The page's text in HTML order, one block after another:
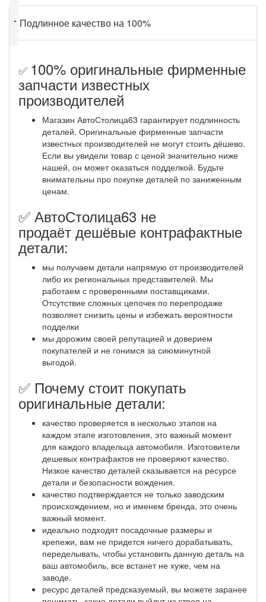
✔ Подлинное качество на 100%
✅ 100% оригинальные фирменные
запчасти известных
производителей
Магазин АвтоСтолица63 гарантирует подлинность
деталей. Оригинальные фирменные запчасти
известных производителей не могут стоить дёшево.
Если вы увидели товар с ценой значительно ниже
нашей, он может оказаться подделкой. Будьте
внимательны про покупке деталей по заниженным
ценам.
✅ АвтоСтолица63 не
продаёт дешёвые контрафактные
детали:
мы получаем детали напрямую от производителей
либо их региональных представителей. Мы
работаем с проверенными поставщиками.
Отсутствие сложных цепочек по перепродаже
позволяет снизить цены и избежать вероятности
подделки
мы дорожим своей репутацией и доверием
покупателей и не гонимся за сиюминутной
выгодой.
✅ Почему стоит покупать
оригинальные детали:
качество проверяется в несколько этапов на
каждом этапе изготовления, это важный момент
для каждого владельца автомобиля. Изготовители
дешевых контрафактов не проверяют качество.
Низкое качество деталей сказывается на ресурсе
детали и безопасности вождения.
качество подтверждается не только заводским
происхождением, но и именем бренда, это очень
важный момент.
идеально подходят посадочные размеры и
крепежи, вам не придется ничего дорабатывать,
переделывать, чтобы установить данную деталь на
ваш автомобиль, все встанет не хуже, чем на
заводе.
ресурс деталей предсказуемый, вы можете заранее